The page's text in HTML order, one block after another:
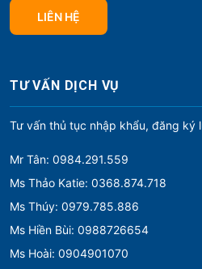
LIÊN HỆ
TƯ VẤN DỊCH VỤ
Tư vấn thủ tục nhập khẩu, đăng ký
Mr Tân: 0984.291.559
Ms Thảo Katie: 0368.874.718
Ms Thúy: 0979.785.886
Ms Hiền Bùi: 0988726654
Ms Hoài: 0904901070